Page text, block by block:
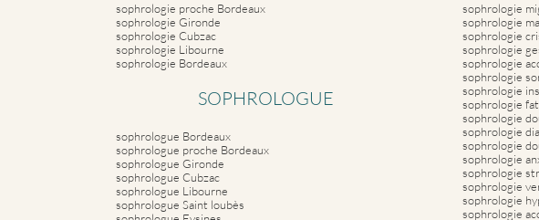
sophrologie proche Bordeaux
sophrologie Gironde
sophrologie Cubzac
sophrologie Libourne
sophrologie Bordeaux
SOPHROLOGUE
sophrologue Bordeaux
sophrologue proche Bordeaux
sophrologue Gironde
sophrologue Cubzac
sophrologue Libourne
sophrologue Saint loubès
sophrologie
sophrologie
sophrologie
sophrologie
sophrologie
sophrologie
sophrologie
sophrologie
sophrologie
sophrologie
sophrologie
sophrologie
sophrologie
sophrologie
sophrologie
sophrologie